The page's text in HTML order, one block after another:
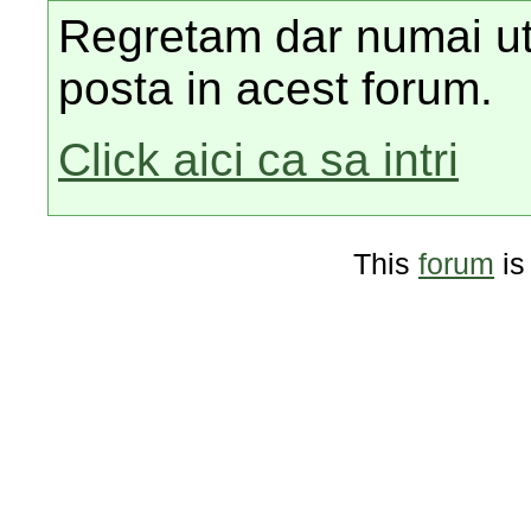
Regretam dar numai
posta in acest forum.
Click aici ca sa intri
This forum